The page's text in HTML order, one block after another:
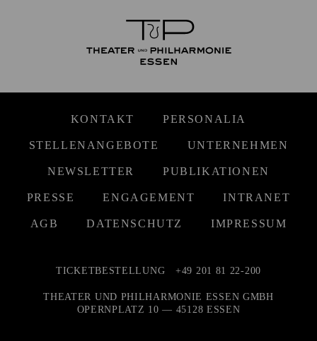
KONTAKT PERSONALIA
STELLENANGEBOTE UNTERNEHMEN
NEWSLETTER PUBLIKATIONEN
PRESSE ENGAGEMENT INTRANET
AGB DATENSCHUTZ IMPRESSUM
TICKETBESTELLUNG +49 201 81 22-200
THEATER UND PHILHARMONIE ESSEN GMBH
OPERNPLATZ 10 — 45128 ESSEN